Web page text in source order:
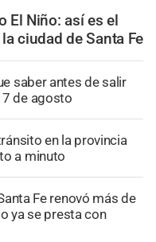
El Niño: así es el
ciudad de Santa Fe
saber antes de salir
7 de agosto
en la provincia
a minuto
Fe renovó más de
ya se presta con